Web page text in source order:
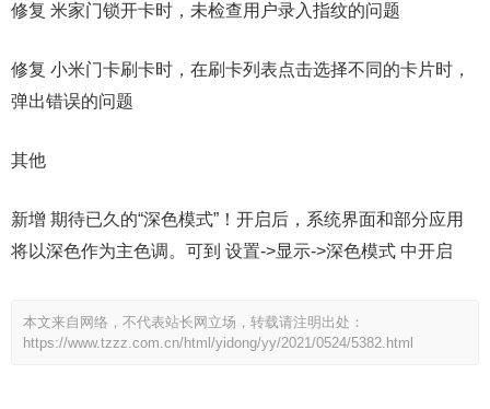
修复 米家门锁开卡时，未检查用户录入指纹的问题
修复 小米门卡刷卡时，在刷卡列表点击选择不同的卡片时，
弹出错误的问题
其他
新增 期待已久的“深色模式”！开启后，系统界面和部分应用
将以深色作为主色调。可到 设置->显示->深色模式 中开启
本文来自网络，不代表站长网立场，转载请注明出处：
https://www.tzzz.com.cn/html/yidong/yy/2021/0524/5382.html